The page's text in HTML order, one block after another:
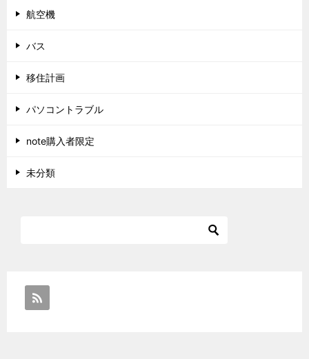
航空機
バス
移住計画
パソコントラブル
note購入者限定
未分類